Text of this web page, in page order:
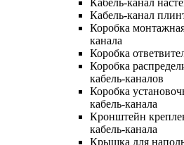
Кабель-канал
Коробка
канала
Коробка
Коробка
кабель-каналов
Коробка
кабель-канала
Кронштейн
кабель-канала
Крышка для